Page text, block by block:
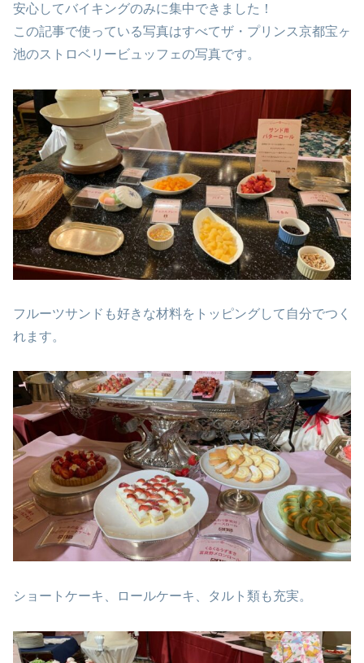
安心してバイキングのみに集中できました！
この記事で使っている写真はすべてザ・プリンス京都宝ヶ
池のストロベリービュッフェの写真です。
フルーツサンドも好きな材料をトッピングして自分でつく
れます。
ショートケーキ、ロールケーキ、タルト類も充実。